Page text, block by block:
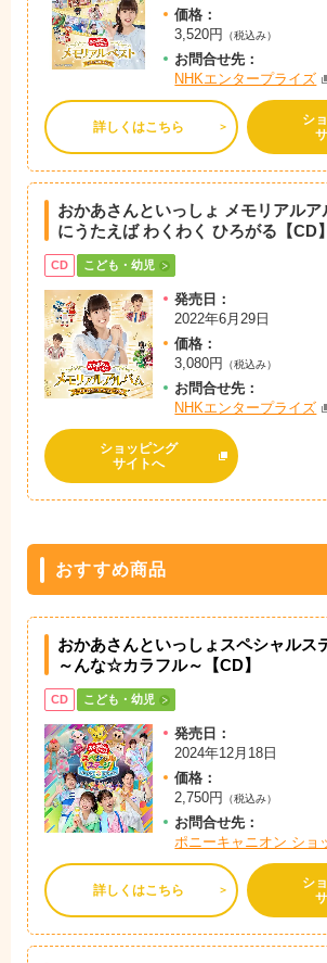
価格：
3,520円
（税込み）
お問合せ先：
NHKエンタープライズ
詳しくはこちら
シ
おかあさんといっしょ メモリアルア
にうたえば わくわく ひろがる【CD】
CD こども・幼児
発売日：
2022年6月29日
価格：
3,080円
（税込み）
お問合せ先：
NHKエンタープライズ
ショッピング
サイトへ
おすすめ商品
おかあさんといっしょスペシャルス
～んな☆カラフル～【CD】
CD こども・幼児
発売日：
2024年12月18日
価格：
2,750円
（税込み）
お問合せ先：
ポニーキャニオン ショ
詳しくはこちら
シ